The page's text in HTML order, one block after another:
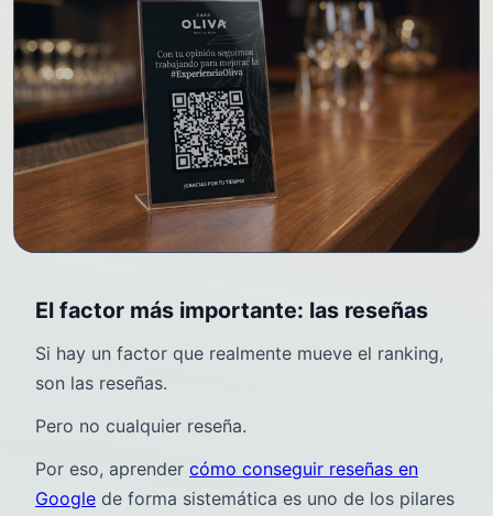
El factor más importante: las reseñas
Si hay un factor que realmente mueve el ranking,
son las reseñas.
Pero no cualquier reseña.
Por eso, aprender cómo conseguir reseñas en
Google de forma sistemática es uno de los pilares